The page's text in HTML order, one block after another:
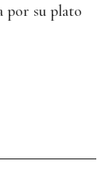
por su plato